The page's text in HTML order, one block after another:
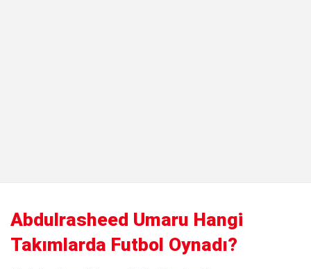
Abdulrasheed Umaru Hangi
Takımlarda Futbol Oynadı?